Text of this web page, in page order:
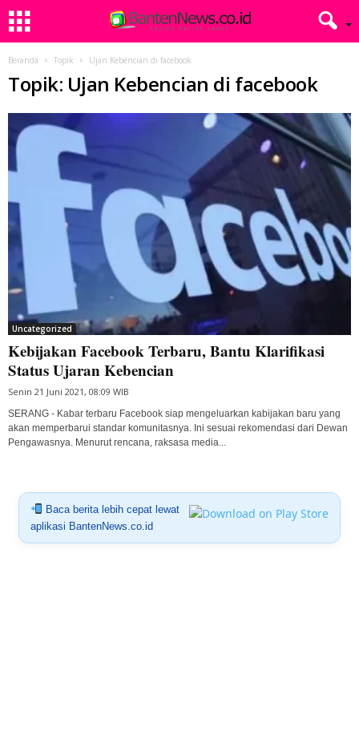
Beranda Topik Ujan Kebencian di facebook
Topik: Ujan Kebencian di facebook
Uncategorized
Kebijakan Facebook Terbaru, Bantu Klarifikasi
Status Ujaran Kebencian
Senin 21 Juni 2021, 08:09 WIB
SERANG - Kabar terbaru Facebook siap mengeluarkan kabijakan baru yang
akan memperbarui standar komunitasnya. Ini sesuai rekomendasi dari Dewan
Pengawasnya. Menurut rencana, raksasa media...
Baca berita lebih cepat lewat
aplikasi BantenNews.co.id